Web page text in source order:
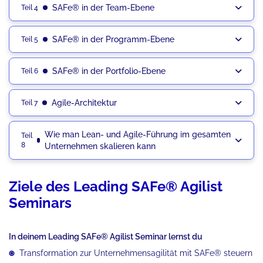
Teil 4 SAFe® in der Team-Ebene
Teil 5 SAFe® in der Programm-Ebene
Teil 6 SAFe® in der Portfolio-Ebene
Teil 7 Agile-Architektur
Teil
8
Wie man Lean- und Agile-Führung im gesamten
Unternehmen skalieren kann
Ziele des Leading SAFe® Agilist
Seminars
In deinem Leading SAFe® Agilist Seminar lernst du
Transformation zur Unternehmensagilität mit SAFe® steuern